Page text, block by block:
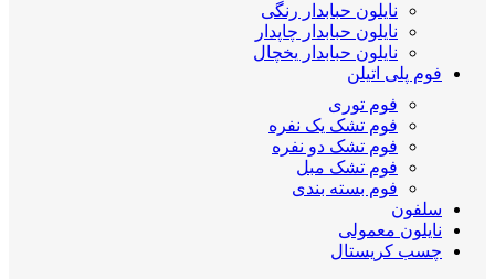
نایلون حبابدار رنگی
نایلون حبابدار چاپدار
نایلون حبابدار یخچال
فوم پلی اتیلن
فوم توری
فوم تشک یک نفره
فوم تشک دو نفره
فوم تشک مبل
فوم بسته بندی
سلفون
نایلون معمولی
چسب کریستال